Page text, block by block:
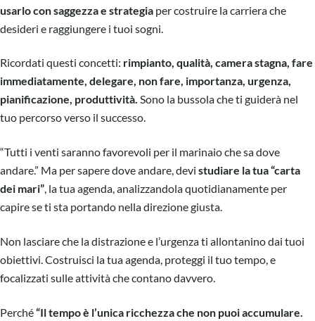
usarlo con saggezza e strategia per costruire la carriera che
desideri e raggiungere i tuoi sogni.
Ricordati questi concetti: rimpianto, qualità, camera stagna, fare
immediatamente, delegare, non fare, importanza, urgenza,
pianificazione, produttività. Sono la bussola che ti guiderà nel
tuo percorso verso il successo.
“Tutti i venti saranno favorevoli per il marinaio che sa dove
andare.” Ma per sapere dove andare, devi studiare la tua “carta
dei mari”, la tua agenda, analizzandola quotidianamente per
capire se ti sta portando nella direzione giusta.
Non lasciare che la distrazione e l’urgenza ti allontanino dai tuoi
obiettivi. Costruisci la tua agenda, proteggi il tuo tempo, e
focalizzati sulle attività che contano davvero.
Perché“Il tempo è l’unica ricchezza che non puoi accumulare.